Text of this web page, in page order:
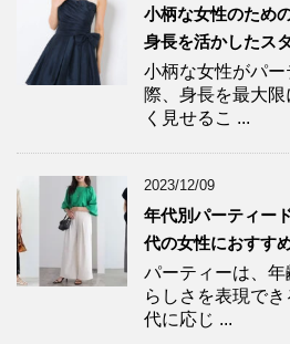
小柄な女性のため
身長を活かしたス
小柄な女性がパ
際、身長を最大
く見せるこ ...
2023/12/09
年代別パーティー
代の女性におすす
パーティーは、
らしさを表現で
代に応じ ...